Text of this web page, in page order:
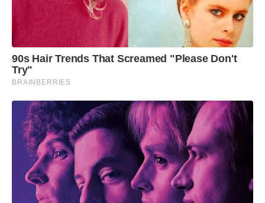
90s Hair Trends That Screamed "Please Don't
Try"
BRAINBERRIES